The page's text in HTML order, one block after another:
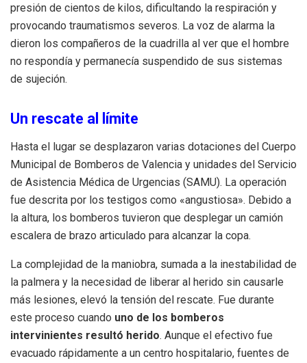
presión de cientos de kilos, dificultando la respiración y
provocando traumatismos severos. La voz de alarma la
dieron los compañeros de la cuadrilla al ver que el hombre
no respondía y permanecía suspendido de sus sistemas
de sujeción.
Un rescate al límite
Hasta el lugar se desplazaron varias dotaciones del Cuerpo
Municipal de Bomberos de Valencia y unidades del Servicio
de Asistencia Médica de Urgencias (SAMU). La operación
fue descrita por los testigos como «angustiosa». Debido a
la altura, los bomberos tuvieron que desplegar un camión
escalera de brazo articulado para alcanzar la copa.
La complejidad de la maniobra, sumada a la inestabilidad de
la palmera y la necesidad de liberar al herido sin causarle
más lesiones, elevó la tensión del rescate. Fue durante
este proceso cuando uno de los bomberos
intervinientes resultó herido. Aunque el efectivo fue
evacuado rápidamente a un centro hospitalario, fuentes de